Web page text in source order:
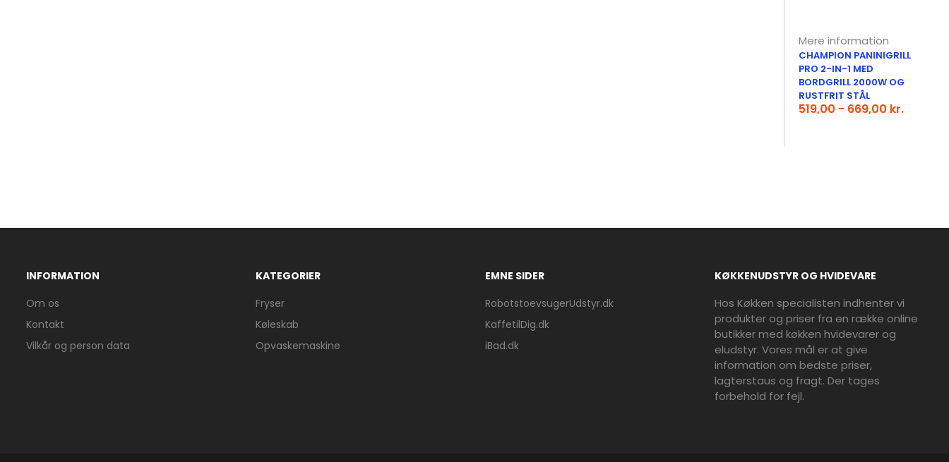
Mere information
CHAMPION PANINIGRILL
PRO 2-IN-1 MED
BORDGRILL 2000W OG
RUSTFRIT STÅL
519,00 - 669,00 kr.
INFORMATION
Om os
Kontakt
Vilkår og person data
KATEGORIER
Fryser
Køleskab
Opvaskemaskine
EMNE SIDER
RobotstoevsugerUdstyr.dk
KaffetilDig.dk
iBad.dk
KØKKENUDSTYR OG HVIDEVARE
Hos Køkken specialisten indhenter vi
produkter og priser fra en række online
butikker med køkken hvidevarer og
eludstyr. Vores mål er at give
information om bedste priser,
lagterstaus og fragt. Der tages
forbehold for fejl.